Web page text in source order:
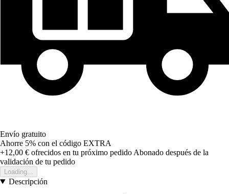
Envío gratuito
Ahorre 5% con el código EXTRA
+12,00 € ofrecidos en tu próximo pedido Abonado después de la
validación de tu pedido
Loading...
Descripción